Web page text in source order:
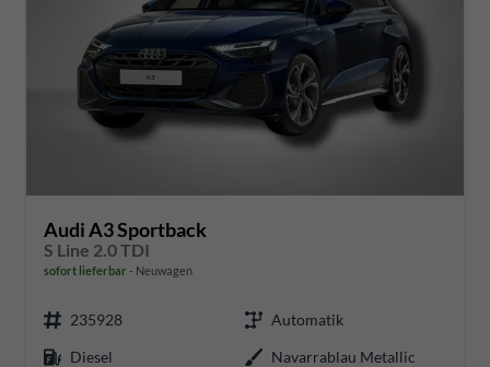
Audi A3 Sportback
S Line 2.0 TDI
sofort lieferbar Neuwagen
235928
Automatik
Diesel
Navarrablau Metallic